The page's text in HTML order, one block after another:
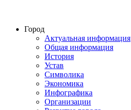
Город
Актуальная информация
Общая информация
История
Устав
Символика
Экономика
Инфографика
Организации